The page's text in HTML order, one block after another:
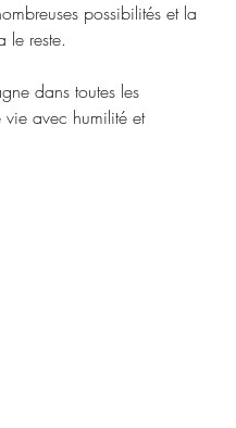
possibilités et la
le reste.
dans toutes les
vie avec humilité et